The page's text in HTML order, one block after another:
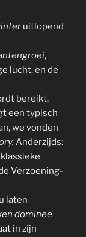
uitlopend
,
lucht, en de
bereikt.
een typisch
we vonden
Anderzijds:
Verzoening-
laten
dominee
in zijn